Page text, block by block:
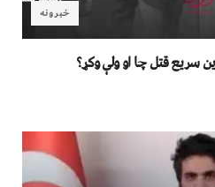
خبرونه
سریع قتل چا او ولې وکړ؟